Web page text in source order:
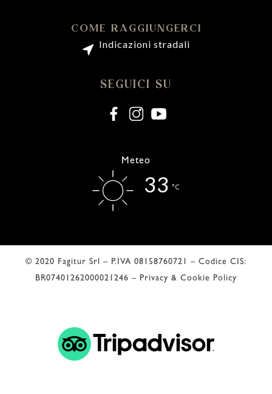
COME RAGGIUNGERCI
Indicazioni stradali
SEGUICI SU
Meteo
33 °C
© 2020 Fagitur Srl – P.IVA 08158760721 – Codice CIS:
BR07401262000021246 – Privacy & Cookie Policy